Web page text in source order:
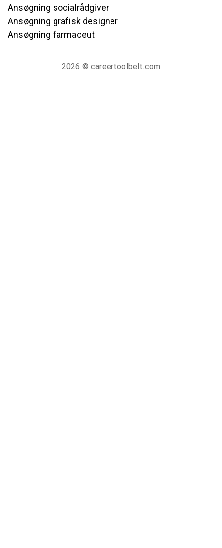
Ansøgning socialrådgiver
Ansøgning grafisk designer
Ansøgning farmaceut
2026 © careertoolbelt.com